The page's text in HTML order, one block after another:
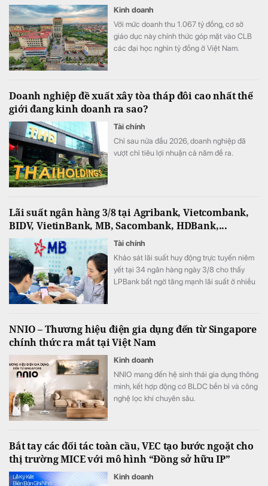
Kinh doanh
Với mức doanh thu 1.067 tỷ đồng, cơ sở
giáo dục này chính thức góp mặt vào CLB
các đại học nghìn tỷ đồng ở Việt Nam.
Doanh nghiệp đề xuất xây tòa tháp đôi cao nhất thế
giới đang kinh doanh ra sao?
Tài chính
Chỉ sau nửa đầu 2026, doanh nghiệp đã
vượt chỉ tiêu lợi nhuận cả năm đề ra.
Lãi suất ngân hàng 3/8 tại Agribank, Vietcombank,
BIDV, VietinBank, MB, Sacombank, HDBank,...
Tài chính
Khảo sát lãi suất huy động trực tuyến niêm
yết tại 34 ngân hàng ngày 3/8 cho thấy
LPBank bất ngờ tăng mạnh lãi suất ở nhiều
NNIO – Thương hiệu điện gia dụng đến từ Singapore
chính thức ra mắt tại Việt Nam
Kinh doanh
NNIO mang đến hệ sinh thái gia dụng thông
minh, kết hợp động cơ BLDC bền bỉ và công
nghệ lọc khí chuyên sâu.
Bắt tay các đối tác toàn cầu, VEC tạo bước ngoặt cho
thị trường MICE với mô hình “Đồng sở hữu IP”
Kinh doanh